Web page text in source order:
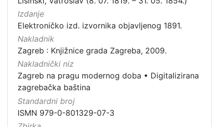
Izdanje
Elektroničko izd. izvornika objavljenog 1891.
Nakladnik
Zagreb : Knjižnice grada Zagreba, 2009.
Nakladnički niz
Zagreb na pragu modernog doba • Digitalizirana
zagrebačka baština
Standardni broj
ISMN 979-0-801329-07-3